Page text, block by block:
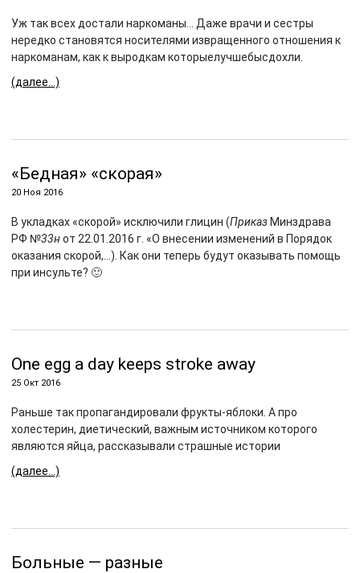
Уж так всех достали наркоманы… Даже врачи и сестры
нередко становятся носителями извращенного отношения к
наркоманам, как к выродкам которыелучшебысдохли.
(далее…)
«Бедная» «скорая»
20 Ноя 2016
В укладках «скорой» исключили глицин (Приказ Минздрава
РФ №33нот 22.01.2016 г. «О внесении изменений в Порядок
оказания скорой, …). Как они теперь будут оказывать помощь
при инсульте? 🙂
One egg a day keeps stroke away
25 Окт 2016
Раньше так пропагандировали фрукты-яблоки. А про
холестерин, диетический, важным источником которого
являются яйца, рассказывали страшные истории
(далее…)
Больные — разные